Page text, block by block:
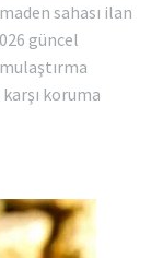
sahası ilan
güncel
koruma